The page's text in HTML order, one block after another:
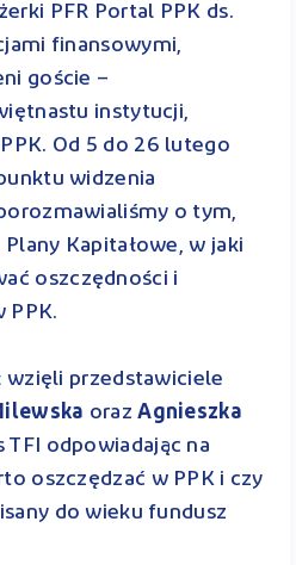
PFR Portal PPK ds.
finansowymi,
goście –
instytucji,
Od 5 do 26 lutego
widzenia
o tym,
Kapitałowe, w jaki
oszczędności i
PPK.
wzięli przedstawiciele
orazAgnieszka
TFI odpowiadając na
oszczędzać w PPK i czy
do wieku fundusz